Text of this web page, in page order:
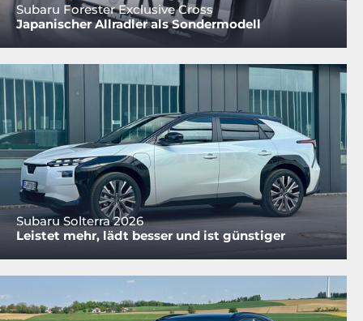
Subaru Forester Exclusive Cross
Japanischer Allradler als Sondermodell
Subaru Solterra 2026
Leistet mehr, lädt besser und ist günstiger